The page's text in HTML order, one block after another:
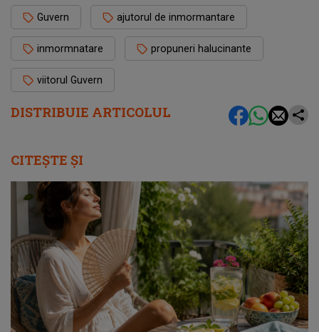
DISTRIBUIE ARTICOLUL
Guvern ajutorul de inmormantare
inmormnatare propuneri halucinante
viitorul Guvern
CITEȘTE ȘI